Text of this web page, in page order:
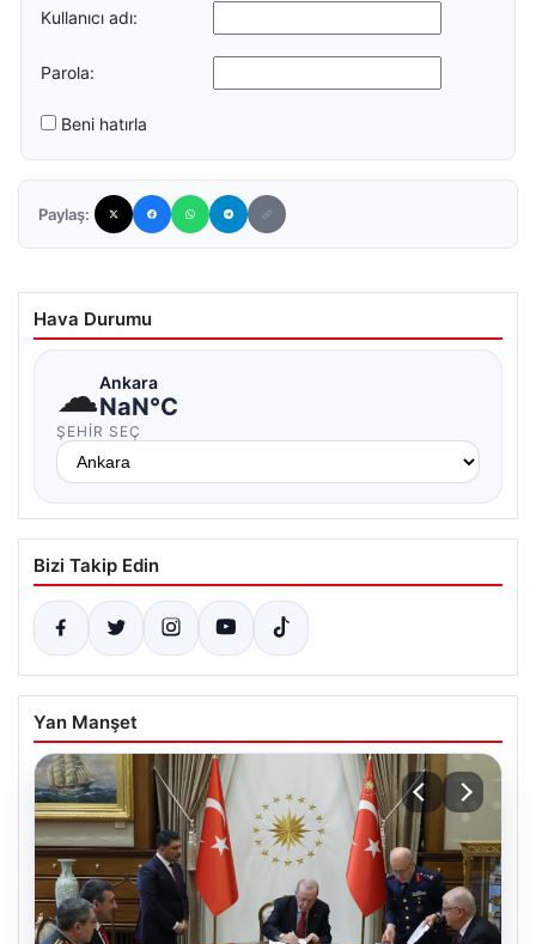
Kullanıcı adı:
Parola:
Beni hatırla
Paylaş:
Hava Durumu
☁Ankara
NaN°C
ŞEHIR SEÇ
Bizi Takip Edin
Yan Manşet